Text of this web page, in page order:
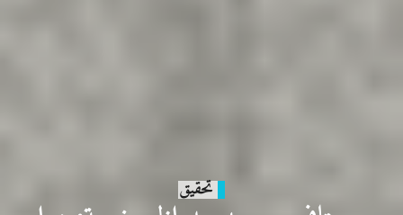
تحقيق